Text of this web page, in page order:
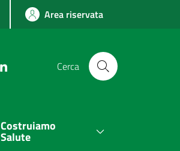
Area riservata
Cerca
Costruiamo
Salute